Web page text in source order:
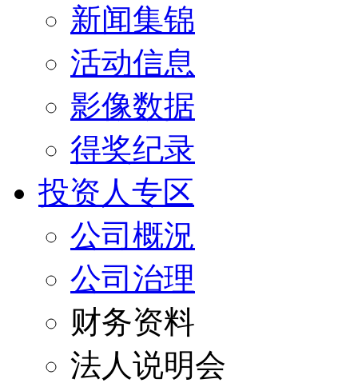
新闻集锦
活动信息
影像数据
得奖纪录
投资人专区
公司概況
公司治理
财务资料
法人说明会